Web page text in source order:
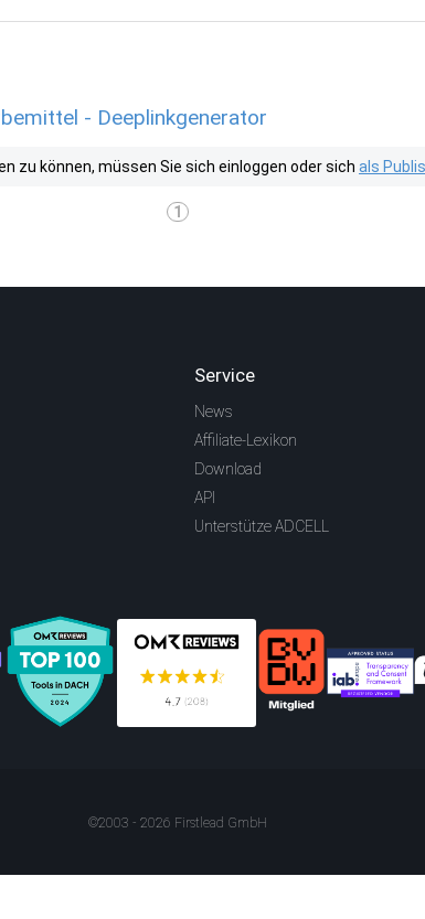
- Deeplinkgenerator
zu können, müssen Sie sich einloggen oder sich als
1
Service
News
Affiliate-Lexikon
Download
API
Unterstütze ADCELL
©2003 - 2026 Firstlead GmbH